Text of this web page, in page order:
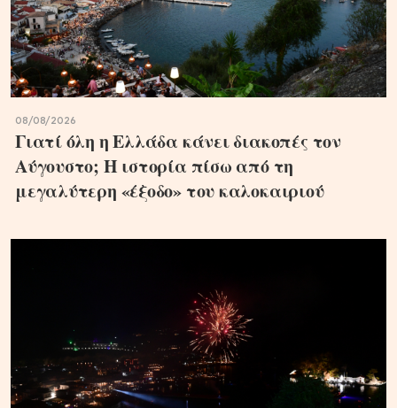
08/08/2026
Γιατί όλη η Ελλάδα κάνει διακοπές τον
Αύγουστο; Η ιστορία πίσω από τη
μεγαλύτερη «έξοδο» του καλοκαιριού